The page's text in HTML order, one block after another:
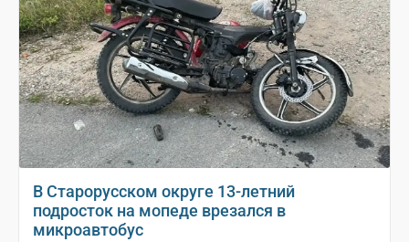
В Старорусском округе 13-летний
подросток на мопеде врезался в
микроавтобус